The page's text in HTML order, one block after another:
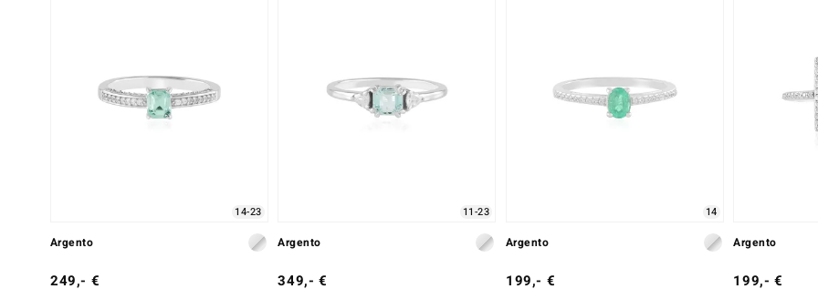
14-23
Argento
249,- €
11-23
Argento
349,- €
14
Argento
199,- €
Argento
199,- €